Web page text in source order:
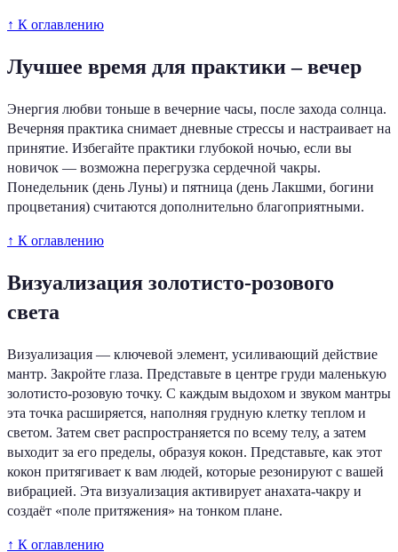
↑ К оглавлению
Лучшее время для практики – вечер
Энергия любви тоньше в вечерние часы, после захода солнца.
Вечерняя практика снимает дневные стрессы и настраивает на
принятие. Избегайте практики глубокой ночью, если вы
новичок — возможна перегрузка сердечной чакры.
Понедельник (день Луны) и пятница (день Лакшми, богини
процветания) считаются дополнительно благоприятными.
↑ К оглавлению
Визуализация золотисто-розового
света
Визуализация — ключевой элемент, усиливающий действие
мантр. Закройте глаза. Представьте в центре груди маленькую
золотисто-розовую точку. С каждым выдохом и звуком мантры
эта точка расширяется, наполняя грудную клетку теплом и
светом. Затем свет распространяется по всему телу, а затем
выходит за его пределы, образуя кокон. Представьте, как этот
кокон притягивает к вам людей, которые резонируют с вашей
вибрацией. Эта визуализация активирует анахата-чакру и
создаёт «поле притяжения» на тонком плане.
↑ К оглавлению